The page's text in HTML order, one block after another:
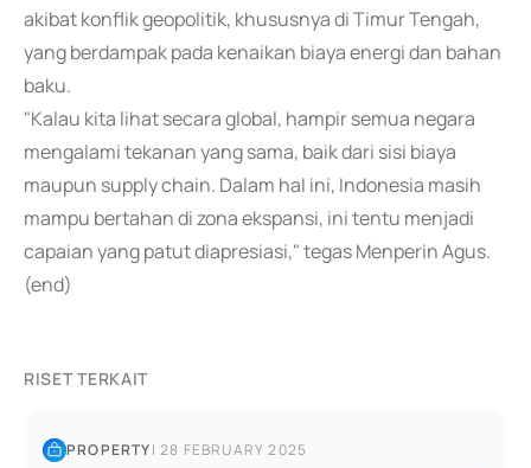
akibat konflik geopolitik, khususnya di Timur Tengah,
yang berdampak pada kenaikan biaya energi dan bahan
baku.
"Kalau kita lihat secara global, hampir semua negara
mengalami tekanan yang sama, baik dari sisi biaya
maupun supply chain. Dalam hal ini, Indonesia masih
mampu bertahan di zona ekspansi, ini tentu menjadi
capaian yang patut diapresiasi," tegas Menperin Agus.
(end)
RISET TERKAIT
PROPERTY|28 FEBRUARY 2025